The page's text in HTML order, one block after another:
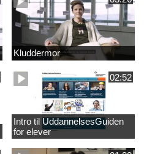
Kluddermor
02:52
Intro til UddannelsesGuiden
for elever